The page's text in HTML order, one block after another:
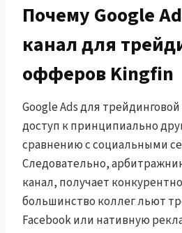
Почему Google
канал для
офферов Kingfin
Google Ads для
доступ к принципиально
сравнению с социальными
Следовательно,
канал, получает
большинство коллег льют
Facebook или нативную